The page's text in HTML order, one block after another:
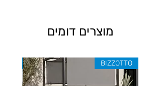
מוצרים דומים
BIZZOTTO